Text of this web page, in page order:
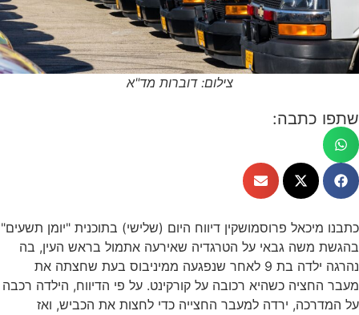
צילום: דוברות מד"א
שתפו כתבה:
כתבנו מיכאל פרוסמושקין דיווח היום (שלישי) בתוכנית "יומן תשעים"
בהגשת משה גבאי על הטרגדיה שאירעה אתמול בראש העין, בה
נהרגה ילדה בת 9 לאחר שנפגעה ממיניבוס בעת שחצתה את
מעבר החציה כשהיא רכובה על קורקינט. על פי הדיווח, הילדה רכבה
על המדרכה, ירדה למעבר החצייה כדי לחצות את הכביש, ואז